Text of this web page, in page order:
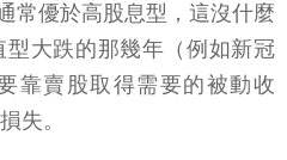
常優於高股息型，這沒什麼
大跌的那幾年（例如新冠
靠賣股取得需要的被動收
失。